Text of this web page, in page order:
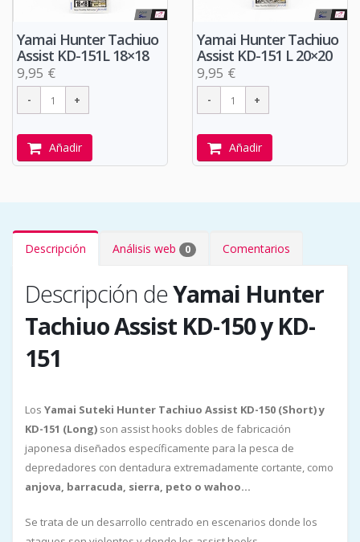
Yamai Hunter Tachiuo
Assist KD-151L 18×18
9,95 €
Añadir
Yamai Hunter Tachiuo
Assist KD-151 L 20×20
9,95 €
Añadir
Descripción Análisis web 0 Comentarios
Descripción deYamai Hunter
Tachiuo Assist KD-150 y KD-
151
Los Yamai Suteki Hunter Tachiuo Assist KD-150 (Short) y
KD-151 (Long) son assist hooks dobles de fabricación
japonesa diseñados específicamente para la pesca de
depredadores con dentadura extremadamente cortante, como
anjova, barracuda, sierra, peto o wahoo...
Se trata de un desarrollo centrado en escenarios donde los